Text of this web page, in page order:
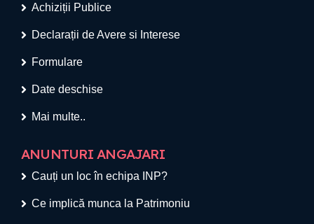
Achiziții Publice
Declarații de Avere si Interese
Formulare
Date deschise
Mai multe..
ANUNTURI ANGAJARI
Cauți un loc în echipa INP?
Ce implică munca la Patrimoniu